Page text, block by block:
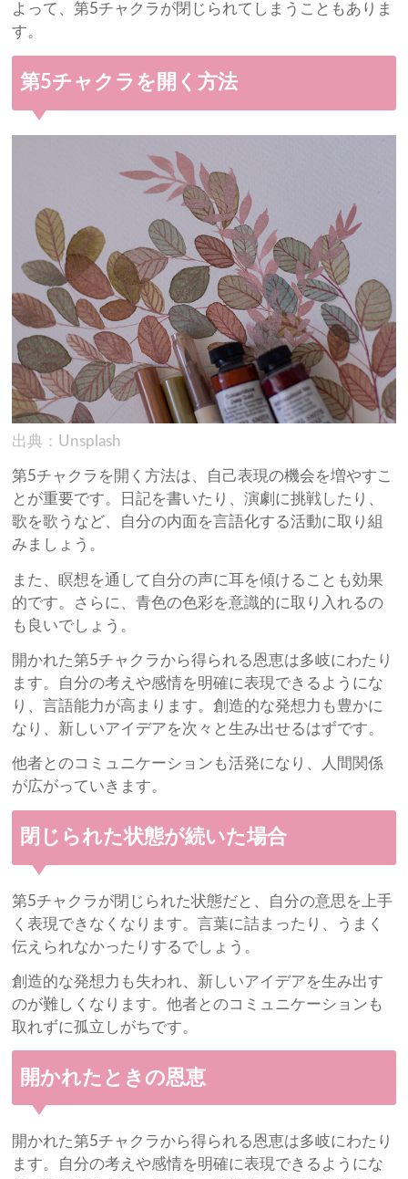
よって、第5チャクラが閉じられてしまうこともありま
す。
第5チャクラを開く方法
出典：Unsplash
第5チャクラを開く方法は、自己表現の機会を増やすこ
とが重要です。日記を書いたり、演劇に挑戦したり、
歌を歌うなど、自分の内面を言語化する活動に取り組
みましょう。
また、瞑想を通して自分の声に耳を傾けることも効果
的です。さらに、青色の色彩を意識的に取り入れるの
も良いでしょう。
開かれた第5チャクラから得られる恩恵は多岐にわたり
ます。自分の考えや感情を明確に表現できるようにな
り、言語能力が高まります。創造的な発想力も豊かに
なり、新しいアイデアを次々と生み出せるはずです。
他者とのコミュニケーションも活発になり、人間関係
が広がっていきます。
閉じられた状態が続いた場合
第5チャクラが閉じられた状態だと、自分の意思を上手
く表現できなくなります。言葉に詰まったり、うまく
伝えられなかったりするでしょう。
創造的な発想力も失われ、新しいアイデアを生み出す
のが難しくなります。他者とのコミュニケーションも
取れずに孤立しがちです。
開かれたときの恩恵
開かれた第5チャクラから得られる恩恵は多岐にわたり
ます。自分の考えや感情を明確に表現できるようにな